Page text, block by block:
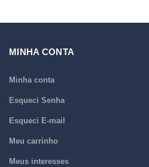
MINHA CONTA
Minha conta
Esqueci Senha
Esqueci E-mail
Meu carrinho
Meus interesses